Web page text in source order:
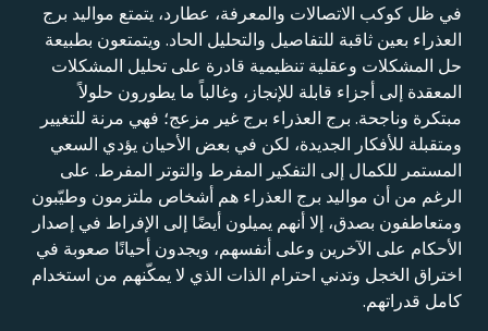
في ظل كوكب الاتصالات والمعرفة، عطارد، يتمتع مواليد برج
العذراء بعين ثاقبة للتفاصيل والتحليل الحاد. ويتمتعون بطبيعة
حل المشكلات وعقلية تنظيمية قادرة على تحليل المشكلات
المعقدة إلى أجزاء قابلة للإنجاز، وغالباً ما يطورون حلولاً
مبتكرة وناجحة. برج العذراء برج غير مزعج؛ فهي مرنة للتغيير
ومتقبلة للأفكار الجديدة، لكن في بعض الأحيان يؤدي السعي
المستمر للكمال إلى التفكير المفرط والتوتر المفرط. على
الرغم من أن مواليد برج العذراء هم أشخاص ملتزمون وطيّبون
ومتعاطفون بصدق، إلا أنهم يميلون أيضًا إلى الإفراط في إصدار
الأحكام على الآخرين وعلى أنفسهم، ويجدون أحيانًا صعوبة في
اختراق الخجل وتدني احترام الذات الذي لا يمكّنهم من استخدام
كامل قدراتهم.